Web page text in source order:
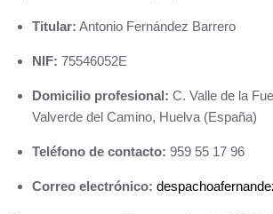
Titular: Antonio Fernández Barrero
NIF: 75546052E
Domicilio profesional: C. Valle de la
Valverde del Camino, Huelva (España)
Teléfono de contacto: 959 55 17 96
Correo electrónico: